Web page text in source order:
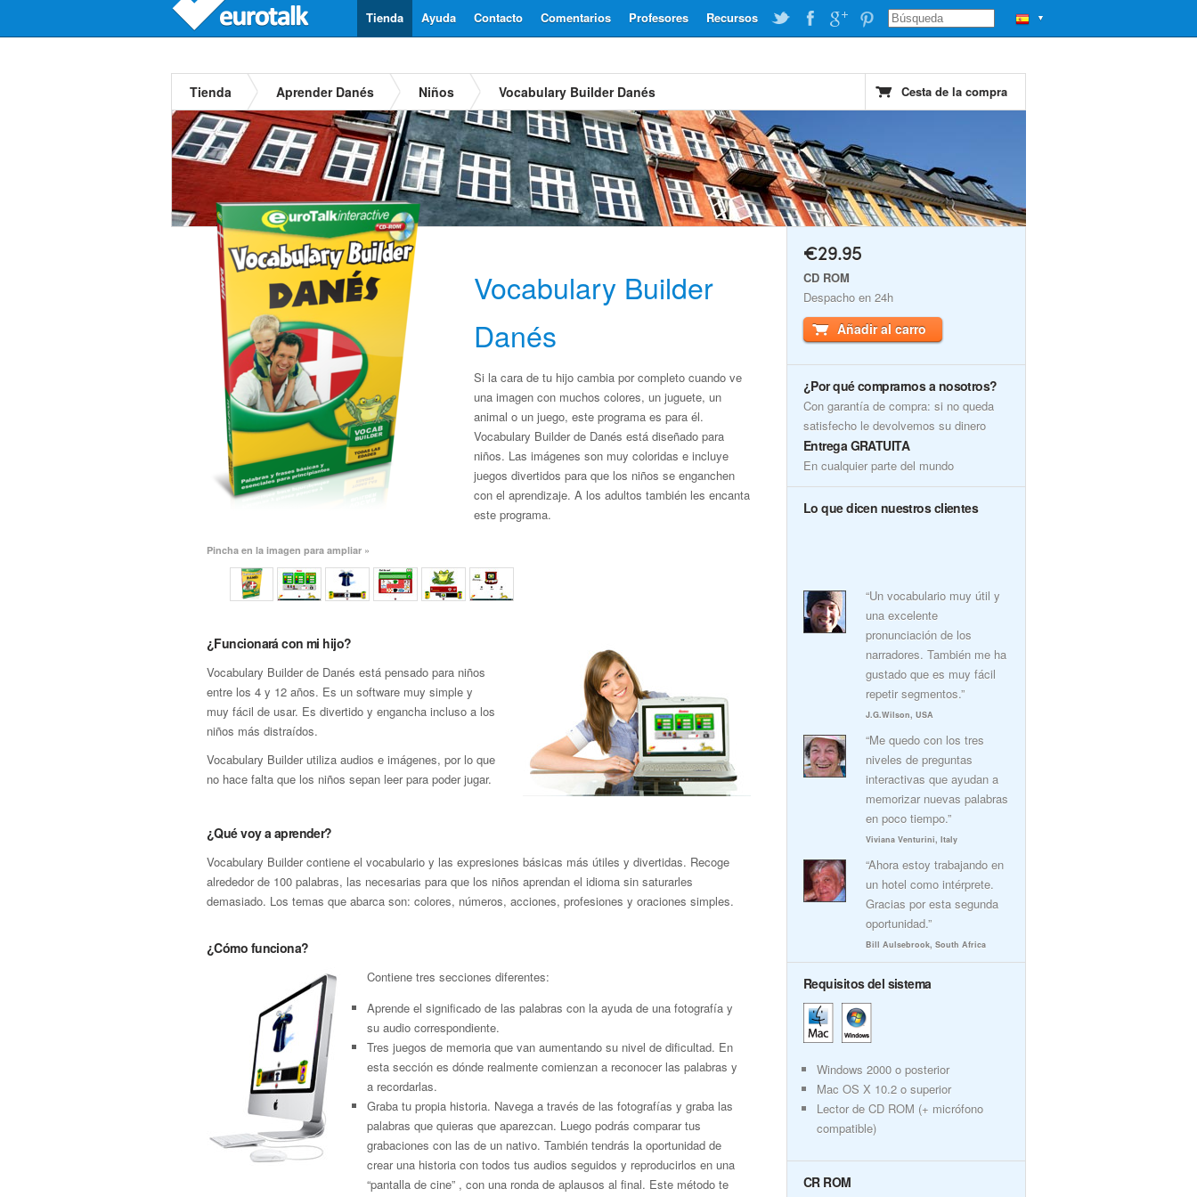
▼
Recursos
Profesores
Comentarios
Contacto
Ayuda
Tienda
Tienda Aprender Danés Niños Vocabulary Builder Danés Cesta de la compra
Vocabulary Builder
Danés
Si la cara de tu hijo cambia por completo cuando ve
una imagen con muchos colores, un juguete, un
animal o un juego, este programa es para él.
Vocabulary Builder de Danés está diseñado para
niños. Las imágenes son muy coloridas e incluye
juegos divertidos para que los niños se enganchen
con el aprendizaje. A los adultos también les encanta
este programa.
Pincha en la imagen para ampliar »
¿Funcionará con mi hijo?
Vocabulary Builder de Danés está pensado para niños
entre los 4 y 12 años. Es un software muy simple y
muy fácil de usar. Es divertido y engancha incluso a los
niños más distraídos.
Vocabulary Builder utiliza audios e imágenes, por lo que
no hace falta que los niños sepan leer para poder jugar.
¿Qué voy a aprender?
Vocabulary Builder contiene el vocabulario y las expresiones básicas más útiles y divertidas. Recoge
alrededor de 100 palabras, las necesarias para que los niños aprendan el idioma sin saturarles
demasiado. Los temas que abarca son: colores, números, acciones, profesiones y oraciones simples.
¿Cómo funciona?
Contiene tres secciones diferentes:
Aprende el significado de las palabras con la ayuda de una fotografía y
su audio correspondiente.
Tres juegos de memoria que van aumentando su nivel de dificultad. En
esta sección es dónde realmente comienzan a reconocer las palabras y
a recordarlas.
Graba tu propia historia. Navega a través de las fotografías y graba las
palabras que quieras que aparezcan. Luego podrás comparar tus
grabaciones con las de un nativo. También tendrás la oportunidad de
crear una historia con todos tus audios seguidos y reproducirlos en una
“pantalla de cine” , con una ronda de aplausos al final. Este método te
€29.95
CD ROM
Despacho en 24h
Añadir al carro
¿Por qué comprarnos a nosotros?
Con garantía de compra: si no queda
satisfecho le devolvemos su dinero
Entrega GRATUITA
En cualquier parte del mundo
Lo que dicen nuestros clientes
“Un vocabulario muy útil y
una excelente
pronunciación de los
narradores. También me ha
gustado que es muy fácil
repetir segmentos.”
J.G.Wilson, USA
“Me quedo con los tres
niveles de preguntas
interactivas que ayudan a
memorizar nuevas palabras
en poco tiempo.”
Viviana Venturini, Italy
“Ahora estoy trabajando en
un hotel como intérprete.
Gracias por esta segunda
oportunidad.”
Bill Aulsebrook, South Africa
Requisitos del sistema
Windows 2000 o posterior
Mac OS X 10.2 o superior
Lector de CD ROM (+ micrófono
compatible)
CR ROM